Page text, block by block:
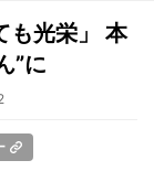
も光栄」 本
”に